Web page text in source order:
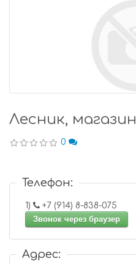
Лесник, магазин
0
Телефон:
1)
+7 (914) 8-838-075
Звонок через браузер
Адрес: